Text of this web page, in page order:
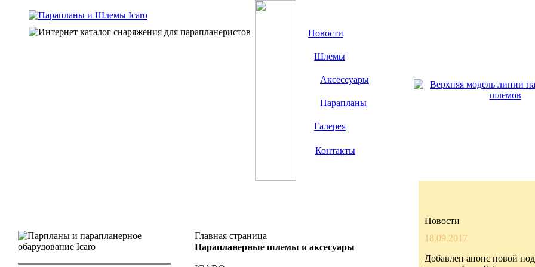
Новости
Шлемы
Аксессуары
Парапланы
Галерея
Контакты
Главная страница
Парапланерные шлемы и аксесуары
Новости
18.09.2017
Добавлен анонс новой